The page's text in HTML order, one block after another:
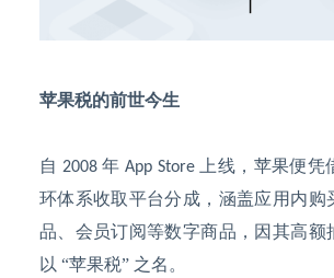
苹果税的前世今生
自 2008年App Store 上线，苹果便
环体系收取平台分成，涵盖应用内购
品、会员订阅等数字商品，因其高额
以 “苹果税” 之名。